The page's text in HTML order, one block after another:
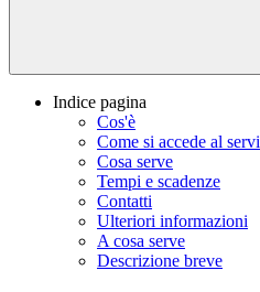
Indice pagina
Cos'è
Come si accede al
Cosa serve
Tempi e scadenze
Contatti
Ulteriori informazioni
A cosa serve
Descrizione breve